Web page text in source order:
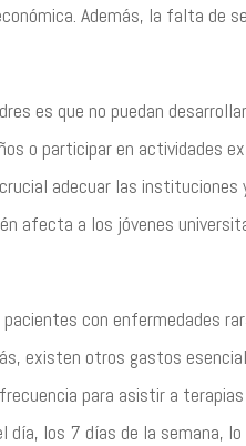
Además, la falta de
es que no puedan
o participar en actividades
adecuar las
afecta a los jóvenes
con enfermedades
existen otros gastos
para asistir a
los 7 días de la semana,